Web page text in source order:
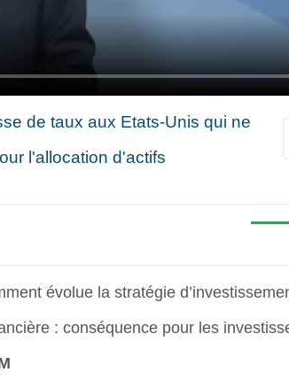
Jean-François Rial Pdg
Voyageurs du Monde : « C’est
de taux aux Etats-Unis qui ne
l'allocation d'actifs
évolue la stratégie
: conséquence pour les